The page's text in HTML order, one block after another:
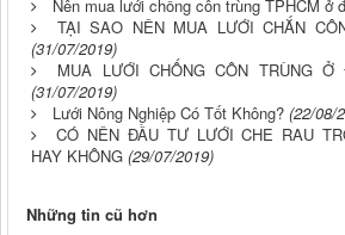
Nên mua lưới chống côn trùng TPHCM ở
TẠI SAO NÊN MUA LƯỚI CHẮN
(31/07/2019)
MUA LƯỚI CHỐNG CÔN TRÙNG Ở
(31/07/2019)
Lưới Nông Nghiệp Có Tốt Không? (22/08/
CÓ NÊN ĐẦU TƯ LƯỚI CHE RAU
HAY KHÔNG (29/07/2019)
Những tin cũ hơn